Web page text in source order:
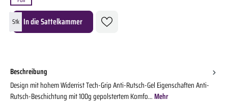
Produkt Anzahl: Gib den gewünschten Wert ein oder benutze die Schaltflächen um die
Stk In die Sattelkammer
Beschreibung
Design mit hohem Widerrist Tech-Grip Anti-Rutsch-Gel Eigenschaften Anti-
Rutsch-Beschichtung mit 100g gepolstertem Komfo…Mehr